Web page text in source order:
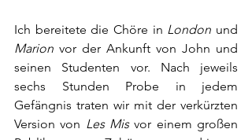
Ich bereitete die Chöre in London
Marion vor der Ankunft von John und
seinen Studenten vor. Nach jeweils
sechs Stunden Probe in jedem
Gefängnis traten wir mit der verkürzten
Version von Les Mis vor einem großen